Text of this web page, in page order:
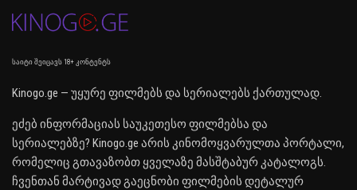
საიტი შეიცავს 18+ კონტენტს
Kinogo.ge — უყურე ფილმებს და სერიალებს ქართულად.
ეძებ ინფორმაციას საუკეთესო ფილმებსა და
სერიალებზე? Kinogo.ge არის კინომოყვარულთა პორტალი,
რომელიც გთავაზობთ ყველაზე მასშტაბურ კატალოგს.
ჩვენთან მარტივად გაეცნობი ფილმების დეტალურ